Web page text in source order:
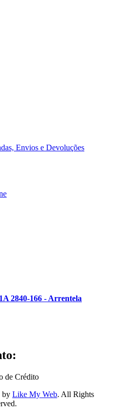
Envios e Devoluções
2840-166 - Arrentela
de Crédito
by Like My Web. All Rights